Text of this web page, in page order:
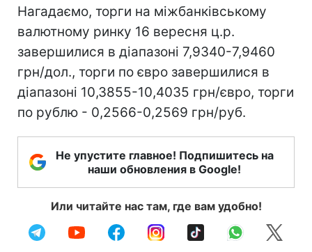
Нагадаємо, торги на міжбанківському
валютному ринку 16 вересня ц.р.
завершилися в діапазоні 7,9340-7,9460
грн/дол., торги по євро завершилися в
діапазоні 10,3855-10,4035 грн/євро, торги
по рублю - 0,2566-0,2569 грн/руб.
Не упустите главное! Подпишитесь на
наши обновления в Google!
Или читайте нас там, где вам удобно!